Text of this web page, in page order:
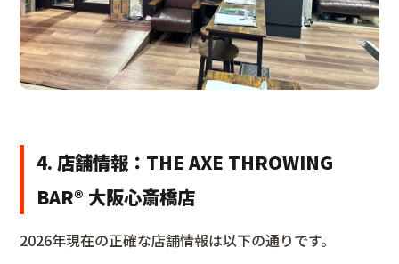
4. 店舗情報：THE AXE THROWING
BAR®︎ 大阪心斎橋店
2026年現在の正確な店舗情報は以下の通りです。